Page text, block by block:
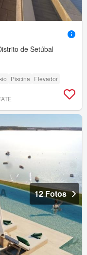
de Setúbal
Piscina Elevador
12 Fotos